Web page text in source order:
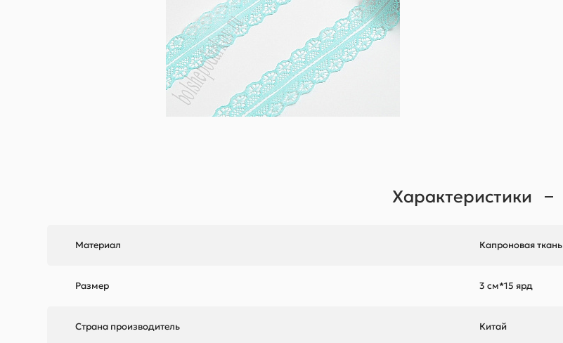
Характеристики
Материал Капроновая ткань
Размер 3 см*15 ярд
Страна производитель Китай